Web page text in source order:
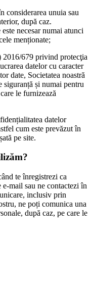
considerarea unuia sau
după caz.
necesar numai atunci
menționate;
679 privind protecţia
datelor cu caracter
date, Societatea noastră
și numai pentru
le furnizează
datelor
cum este prevăzut în
pe site.
te înregistrezi ca
mail sau ne contactezi în
inclusiv prin
ne poți comunica una
după caz, pe care le